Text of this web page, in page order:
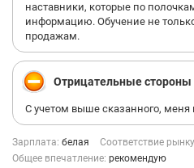
наставники, которые по
информацию. Обучение не
продажам.
Отрицательные стороны
С учетом выше сказанного, меня
Зарплата: белая Соответствие
Общее впечатление: рекомендую